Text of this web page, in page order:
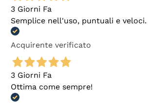
3 Giorni Fa
Semplice nell'uso, puntuali e veloci.
Acquirente verificato
3 Giorni Fa
Ottima come sempre!